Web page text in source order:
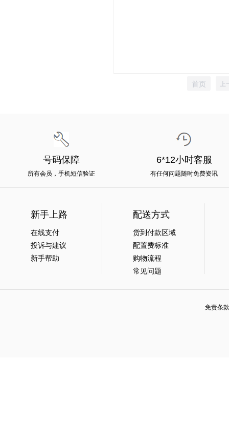
首页 上
号码保障
所有会员，手机短信验证
6*12小时客服
有任何问题随时免费资讯
新手上路
在线支付
投诉与建议
新手帮助
配送方式
货到付款区域
配置费标准
购物流程
常见问题
免责条款